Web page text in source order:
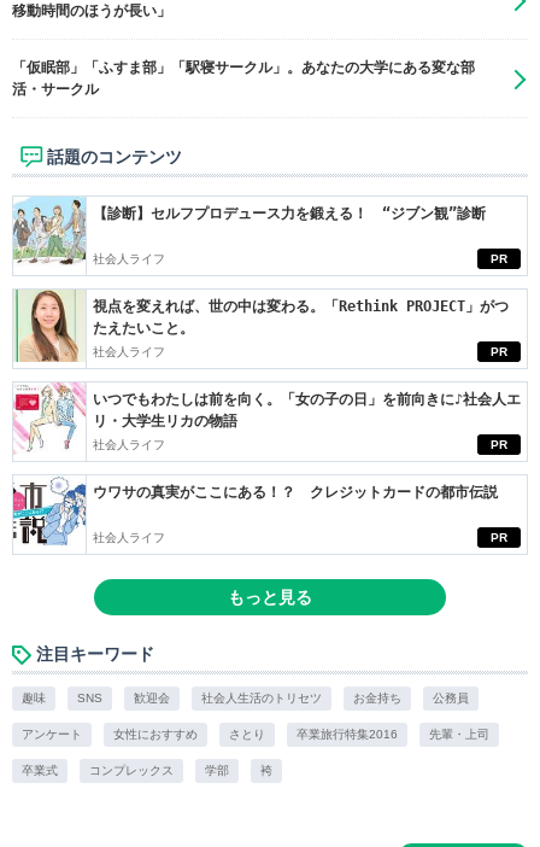
移動時間のほうが長い」
「仮眠部」「ふすま部」「駅寝サークル」。あなたの大学にある変な部
活・サークル
話題のコンテンツ
PR
【診断】セルフプロデュース力を鍛える！ “ジブン観”診断
社会人ライフ
PR
視点を変えれば、世の中は変わる。「Rethink PROJECT」がつ
たえたいこと。
社会人ライフ
PR
いつでもわたしは前を向く。「女の子の日」を前向きに♪社会人エ
リ・大学生リカの物語
社会人ライフ
PR
ウワサの真実がここにある！？ クレジットカードの都市伝説
社会人ライフ
もっと見る
注目キーワード
趣味 SNS 歓迎会 社会人生活のトリセツ お金持ち 公務員
アンケート 女性におすすめ さとり 卒業旅行特集2016 先輩・上司
卒業式 コンプレックス 学部 袴